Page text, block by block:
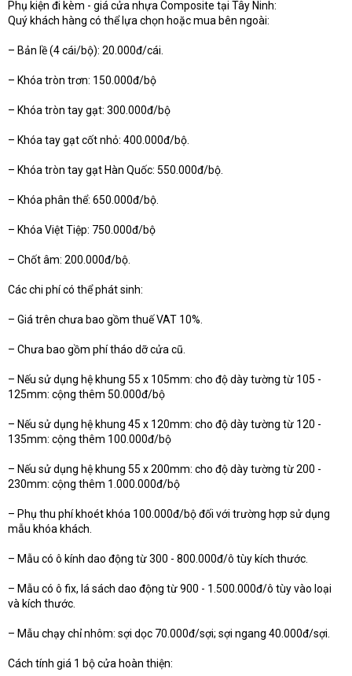
Phụ kiện đi kèm - giá cửa nhựa Composite tại Tây Ninh:
Quý khách hàng có thể lựa chọn hoặc mua bên ngoài:
– Bản lề (4 cái/bộ): 20.000đ/cái.
– Khóa tròn trơn: 150.000đ/bộ
– Khóa tròn tay gạt: 300.000đ/bộ
– Khóa tay gạt cốt nhỏ: 400.000đ/bộ.
– Khóa tròn tay gạt Hàn Quốc: 550.000đ/bộ.
– Khóa phân thể: 650.000đ/bộ.
– Khóa Việt Tiệp: 750.000đ/bộ
– Chốt âm: 200.000đ/bộ.
Các chi phí có thể phát sinh:
– Giá trên chưa bao gồm thuế VAT 10%.
– Chưa bao gồm phí tháo dỡ cửa cũ.
– Nếu sử dụng hệ khung 55 x 105mm: cho độ dày tường từ 105 -
125mm: cộng thêm 50.000đ/bộ
– Nếu sử dụng hệ khung 45 x 120mm: cho độ dày tường từ 120 -
135mm: cộng thêm 100.000đ/bộ
– Nếu sử dụng hệ khung 55 x 200mm: cho độ dày tường từ 200 -
230mm: cộng thêm 1.000.000đ/bộ
– Phụ thu phí khoét khóa 100.000đ/bộ đối với trường hợp sử dụng
mẫu khóa khách.
– Mẫu có ô kính dao động từ 300 - 800.000đ/ô tùy kích thước.
– Mẫu có ô fix, lá sách dao động từ 900 - 1.500.000đ/ô tùy vào loại
và kích thước.
– Mẫu chạy chỉ nhôm: sợi dọc 70.000đ/sợi; sợi ngang 40.000đ/sợi.
Cách tính giá 1 bộ cửa hoàn thiện: